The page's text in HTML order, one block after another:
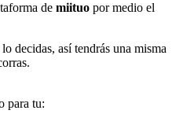
de miituo por medio el
decidas, así tendrás una misma
para tu: